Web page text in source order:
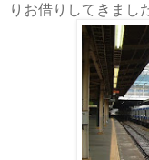
りお借りしてきまし